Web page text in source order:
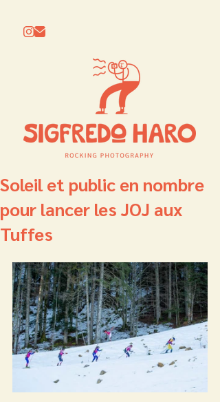
Soleil et public en nombre
pour lancer les JOJ aux
Tuffes